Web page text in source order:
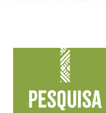
pesquisa